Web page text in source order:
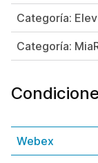
Categoría:
Categoría:
Webex